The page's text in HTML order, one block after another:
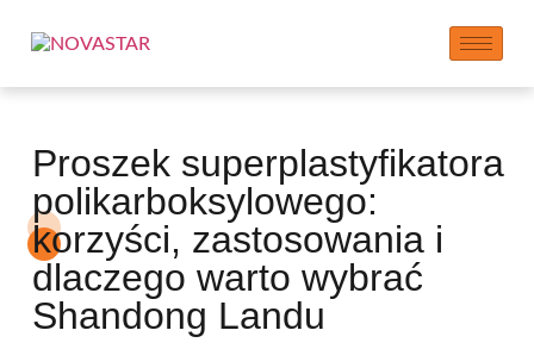
Proszek superplastyfikatora
polikarboksylowego:
korzyści, zastosowania i
dlaczego warto wybrać
Shandong Landu